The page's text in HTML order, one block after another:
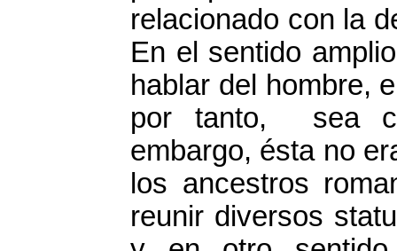
relacionado con la
En el sentido
hablar del hombre,
por tanto, sea
embargo, ésta no
los ancestros
reunir diversos